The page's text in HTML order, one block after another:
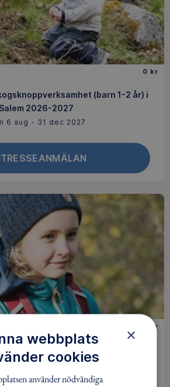
0 kr
(barn 1-2 år) i
2026-2027
6 aug - 31 dec 2027
0 kr
(barn 3-4 år) i
2026-2027
6 aug - 31 dec 2027
×
webbplats
cookies
använder nödvändiga